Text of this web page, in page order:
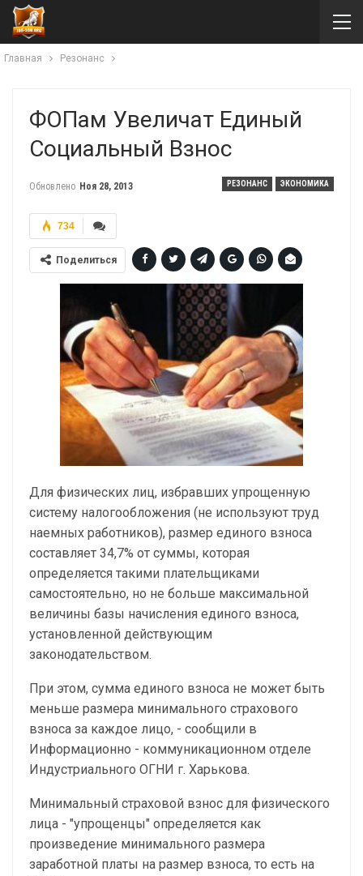
Главная Резонанс
ФОПам Увеличат Единый
Социальный Взнос
РЕЗОНАНС ЭКОНОМИКА
Обновлено Ноя 28, 2013
734
Поделиться
Для физических лиц, избравших упрощенную
систему налогообложения (не используют труд
наемных работников), размер единого взноса
составляет 34,7% от суммы, которая
определяется такими плательщиками
самостоятельно, но не больше максимальной
величины базы начисления единого взноса,
установленной действующим
законодательством.
При этом, сумма единого взноса не может быть
меньше размера минимального страхового
взноса за каждое лицо, - сообщили в
Информационно - коммуникационном отделе
Индустриального ОГНИ г. Харькова.
Минимальный страховой взнос для физического
лица - "упрощенцы" определяется как
произведение минимального размера
заработной платы на размер взноса, то есть на